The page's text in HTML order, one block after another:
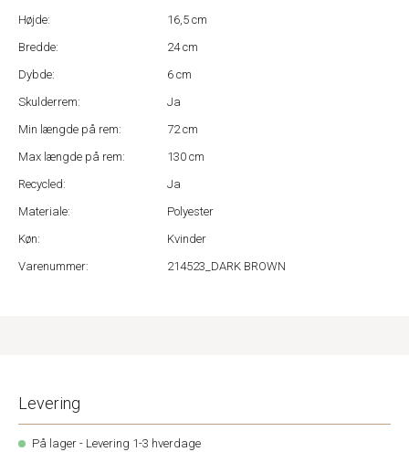
Højde:
16,5 cm
Bredde:
24 cm
Dybde:
6 cm
Skulderrem:
Ja
Min længde på rem:
72 cm
Max længde på rem:
130 cm
Recycled:
Ja
Materiale:
Polyester
Køn:
Kvinder
Varenummer:
214523_DARK BROWN
Levering
På lager - Levering 1-3 hverdage